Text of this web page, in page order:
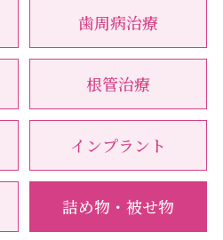
歯周病治療
根管治療
インプラント
詰め物・被せ物